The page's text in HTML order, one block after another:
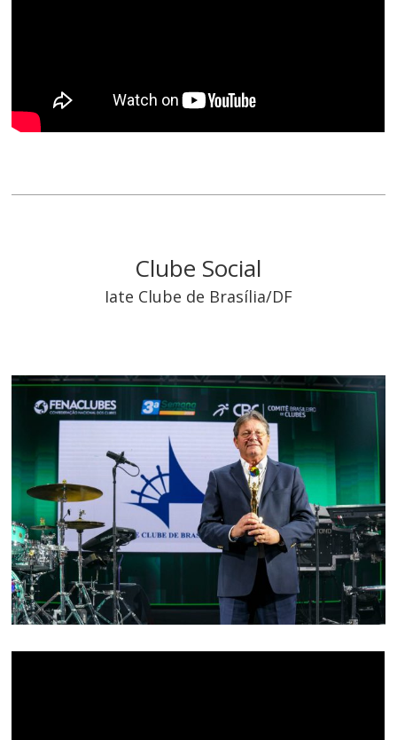
Clube Social
Iate Clube de Brasília/DF